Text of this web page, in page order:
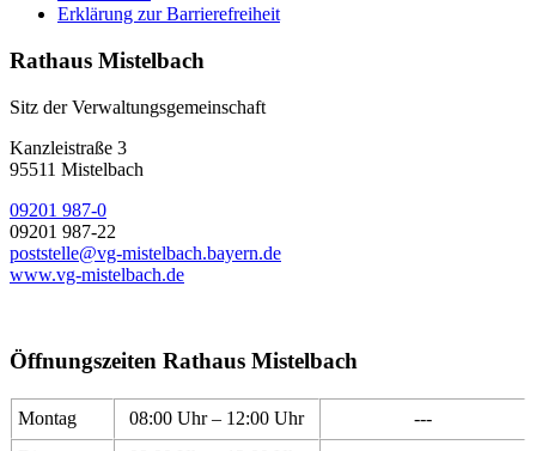
Erklärung zur Barrierefreiheit
Rathaus Mistelbach
Sitz der Verwaltungsgemeinschaft
Kanzleistraße 3
95511 Mistelbach
09201 987-0
09201 987-22
poststelle@vg-mistelbach.bayern.de
www.vg-mistelbach.de
Öffnungszeiten Rathaus Mistelbach
Montag 08:00 Uhr – 12:00 Uhr
---